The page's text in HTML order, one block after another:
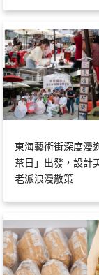
東海藝術街深度漫
茶日」出發，設計
老派浪漫散策